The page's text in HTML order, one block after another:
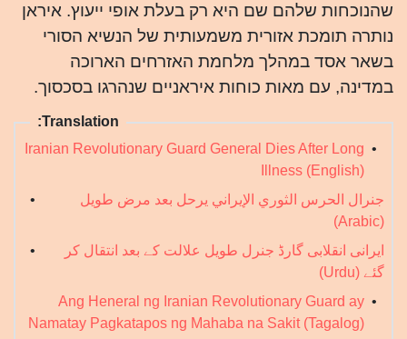
שהנוכחות שלהם שם היא רק בעלת אופי ייעוץ. איראן
נותרה תומכת אזורית משמעותית של הנשיא הסורי
בשאר אסד במהלך מלחמת האזרחים הארוכה
במדינה, עם מאות כוחות איראניים שנהרגו בסכסוך.
Translation:
•
Iranian Revolutionary Guard General Dies After Long
Illness (English)
•
جنرال الحرس الثوري الإيراني يرحل بعد مرض طويل
(Arabic)
•
ایرانی انقلابی گارڈ جنرل طویل علالت کے بعد انتقال کر
گئے (Urdu)
•
Ang Heneral ng Iranian Revolutionary Guard ay
Namatay Pagkatapos ng Mahaba na Sakit (Tagalog)